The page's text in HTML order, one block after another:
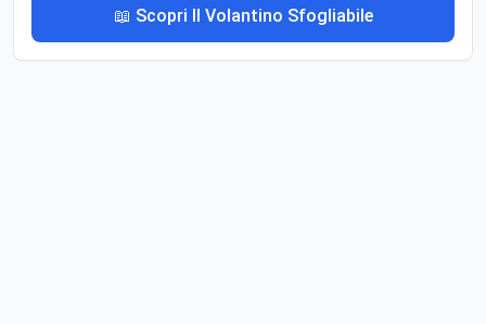
📖 Scopri Il Volantino Sfogliabile